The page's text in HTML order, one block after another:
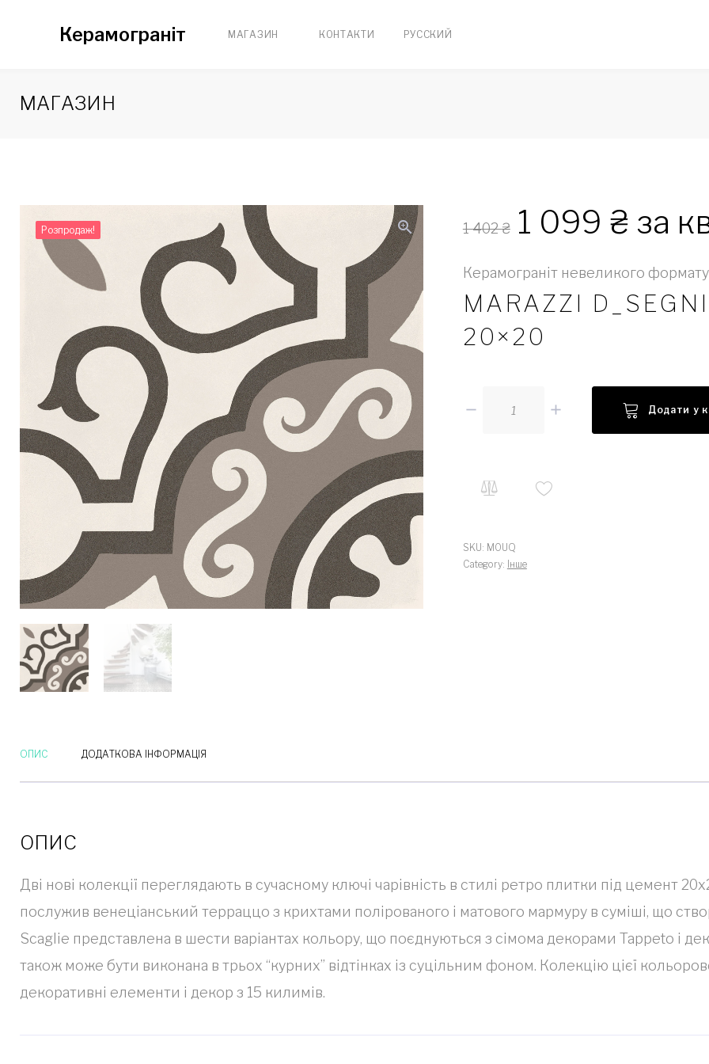
Керамограніт МАГАЗИН КОНТАКТИ РУССКИЙ
МАГАЗИН
Розпродаж! zoom_in
MARAZZI
20×20
1 402₴ 1 099 ₴ за
Керамограніт невеликого
Додати у
SKU: M0UQ
Category: Інше
ОПИС ДОДАТКОВА ІНФОРМАЦІЯ
ОПИС
Дві нові колекції переглядають в сучасному ключі чарівність в стилі ретро плитки під цемент
послужив венеціанський терраццо з крихтами полірованого і матового мармуру в суміші, що
Scaglie представлена ​​в шести варіантах кольору, що поєднуються з сімома декорами Tappeto і
також може бути виконана в трьох “курних” відтінках із суцільним фоном. Колекцію цієї
декоративні елементи і декор з 15 килимів.